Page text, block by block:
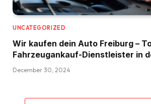
UNCATEGORIZED
Wir kaufen dein Auto Freiburg –
Fahrzeugankauf-Dienstleister in
December 30, 2024